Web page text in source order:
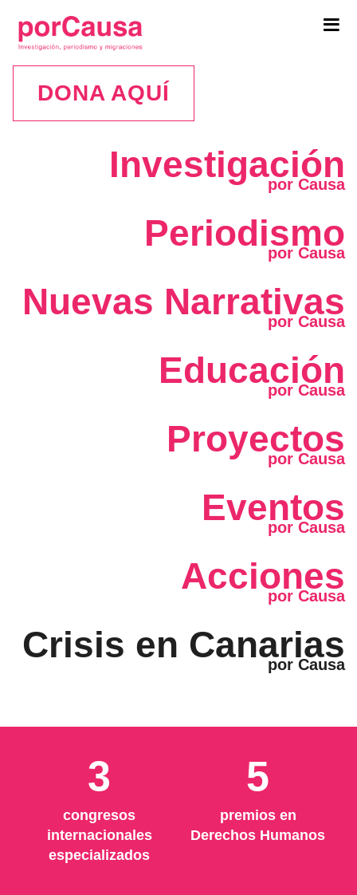
DONA AQUÍ
Investigación
Periodismo
Nuevas Narrativas
Educación
Proyectos
Eventos
Acciones
Crisis en Canarias
3
congresos
internacionales
especializados
5
premios en
Derechos Humanos